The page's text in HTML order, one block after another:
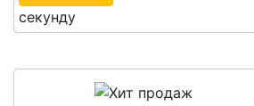
секунду